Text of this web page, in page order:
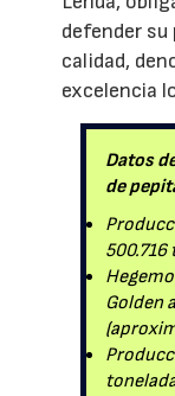
defender
calidad,
excelencia
Datos
de
Golden